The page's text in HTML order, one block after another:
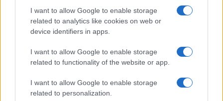
I want to allow Google to enable storage
related to analytics like cookies on web or
device identifiers in apps.
I want to allow Google to enable storage
related to functionality of the website or app.
I want to allow Google to enable storage
related to personalization.